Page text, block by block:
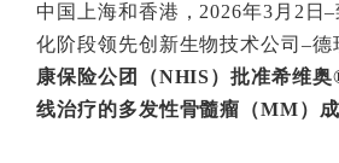
中国上海和香港，2026年3月2日
化阶段领先创新生物技术公司–
康保险公团（NHIS）批准希维
线治疗的多发性骨髓瘤（MM）